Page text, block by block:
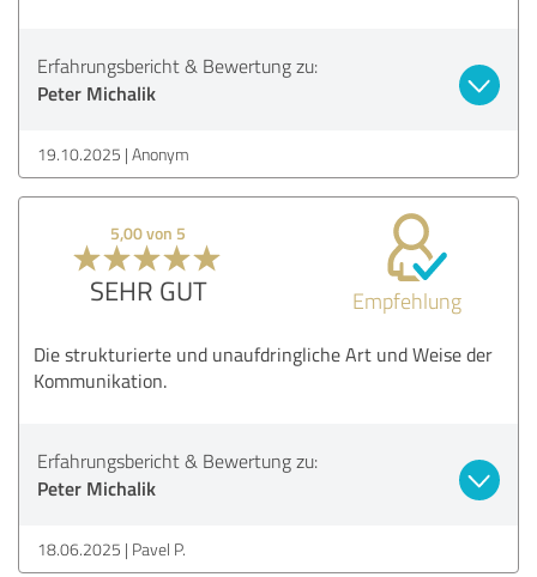
Erfahrungsbericht & Bewertung zu:
Peter Michalik
19.10.2025 Anonym
5,00 von 5
SEHR GUT Empfehlung
Die strukturierte und unaufdringliche Art und Weise der
Kommunikation.
Erfahrungsbericht & Bewertung zu:
Peter Michalik
18.06.2025 Pavel P.